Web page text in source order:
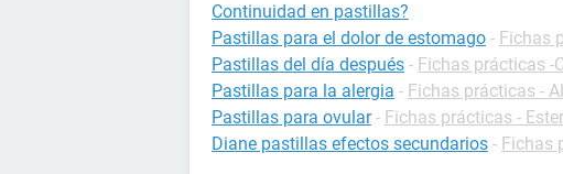
Continuidad en pastillas?
Pastillas para el dolor de estomago - Fichas
Pastillas del día después - Fichas prácticas -
Pastillas para la alergia - Fichas prácticas -
Pastillas para ovular - Fichas prácticas -
Diane pastillas efectos secundarios - Fichas